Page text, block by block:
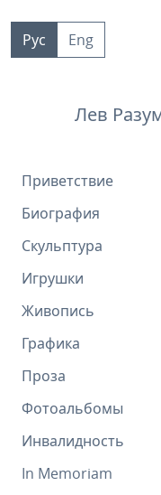
контенту
Рус Eng
Лев
Приветствие
Биография
Скульптура
Игрушки
Живопись
Графика
Проза
Фотоальбомы
Инвалидность
In Memoriam